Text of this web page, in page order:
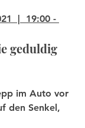
|  19:00 -
geduldig
im Auto vor
den Senkel,